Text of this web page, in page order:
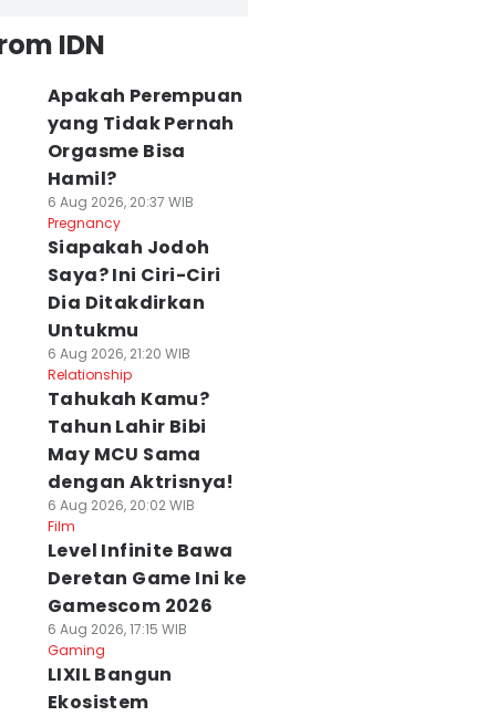
IDN
Apakah Perempuan
yang Tidak Pernah
Orgasme Bisa
Hamil?
6 Aug 2026, 20:37 WIB
Pregnancy
Siapakah Jodoh
Saya? Ini Ciri-Ciri
Dia Ditakdirkan
Untukmu
6 Aug 2026, 21:20 WIB
Relationship
Tahukah Kamu?
Tahun Lahir Bibi
May MCU Sama
dengan Aktrisnya!
6 Aug 2026, 20:02 WIB
Film
Level Infinite Bawa
Deretan Game Ini ke
Gamescom 2026
6 Aug 2026, 17:15 WIB
Gaming
LIXIL Bangun
Ekosistem